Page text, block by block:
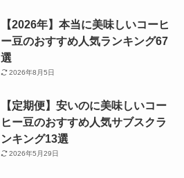
【2026年】本当に美味しいコーヒ
ー豆のおすすめ人気ランキング67
選
2026年8月5日
【定期便】安いのに美味しいコー
ヒー豆のおすすめ人気サブスクラ
ンキング13選
2026年5月29日